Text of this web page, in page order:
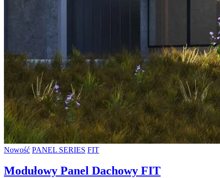
Nowość PANEL SERIES FIT
Modułowy Panel Dachowy FIT